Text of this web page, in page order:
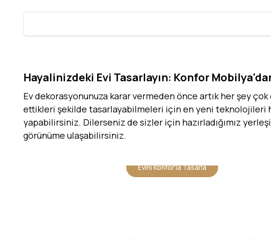
Hayalinizdeki Evi Tasarlayın: Konfor
Ev dekorasyonunuza karar vermeden önce artık her şey
ettikleri şekilde tasarlayabilmeleri için en yeni
yapabilirsiniz. Dilerseniz de sizler için hazırladığımız
görünüme ulaşabilirsiniz.
Evini Konfor'la Tasarla